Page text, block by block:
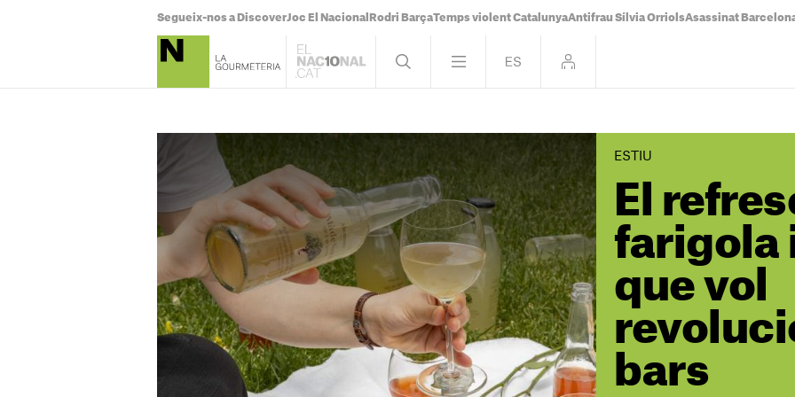
Segueix-nos a DiscoverJoc El Nacional Rodri BarçaTemps violent CatalunyaAntifrau Sílvia OrriolsAsassinat
ESTIU
El
farigola
que vol
bars